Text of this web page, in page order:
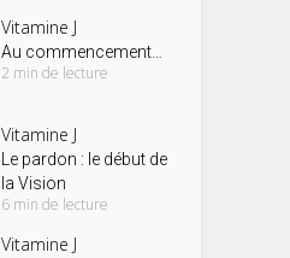
Vitamine J
Au commencement…
2 min de lecture
Vitamine J
Le pardon : le début de
la Vision
6 min de lecture
Vitamine J